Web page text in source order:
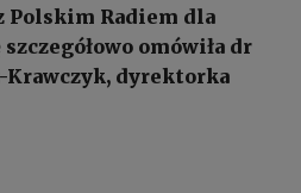
Polskim Radiem dla
omówiła dr
Krawczyk, dyrektorka